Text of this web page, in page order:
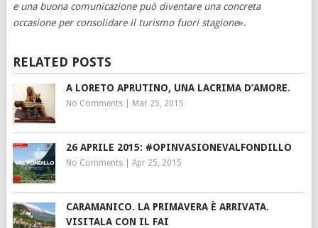
e una buona comunicazione può diventare una concreta
occasione per consolidare il turismo fuori stagione».
RELATED POSTS
A LORETO APRUTINO, UNA LACRIMA D’AMORE.
No Comments| Mar 25, 2015
26 APRILE 2015: #OPINVASIONEVALFONDILLO
No Comments| Apr 25, 2015
CARAMANICO. LA PRIMAVERA È ARRIVATA.
VISITALA CON IL FAI